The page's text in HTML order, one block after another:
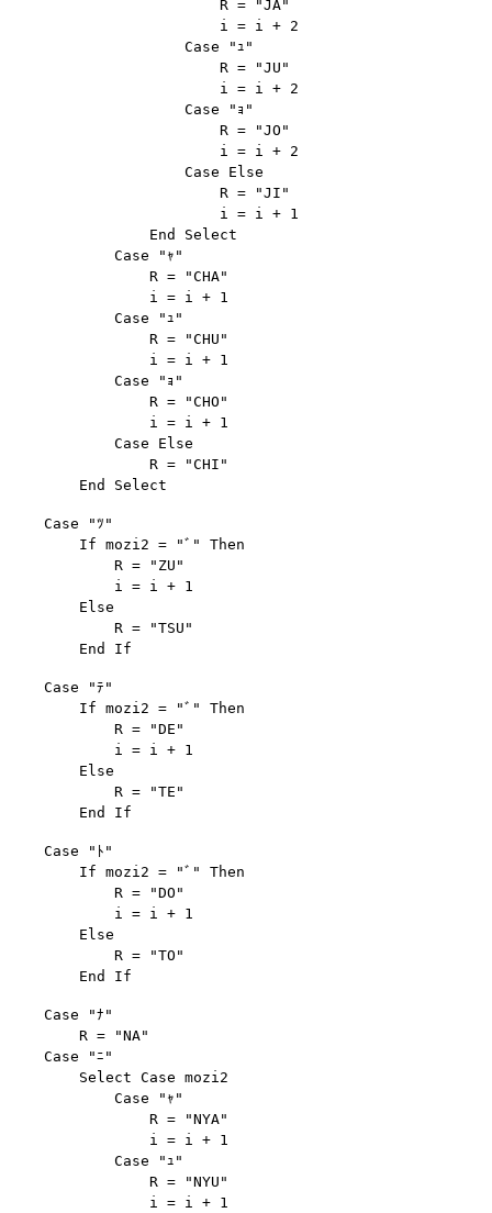
                        R = "JA"
                        i = i + 2
                    Case "ｭ"
                        R = "JU"
                        i = i + 2
                    Case "ｮ"
                        R = "JO"
                        i = i + 2
                    Case Else
                        R = "JI"
                        i = i + 1
                End Select
            Case "ｬ"
                R = "CHA"
                i = i + 1
            Case "ｭ"
                R = "CHU"
                i = i + 1
            Case "ｮ"
                R = "CHO"
                i = i + 1
            Case Else
                R = "CHI"
    Case "ﾂ"
        If mozi2 = "ﾞ" Then
            R = "ZU"
            i = i + 1
        Else
            R = "TSU"
    Case "ﾃ"
        If mozi2 = "ﾞ" Then
            R = "DE"
            i = i + 1
        Else
            R = "TE"
    Case "ﾄ"
        If mozi2 = "ﾞ" Then
            R = "DO"
            i = i + 1
        Else
            R = "TO"
    Case "ﾅ"
        R = "NA"
    Case "ﾆ"
        Select Case mozi2
            Case "ｬ"
                R = "NYA"
                i = i + 1
            Case "ｭ"
                R = "NYU"
                i = i + 1